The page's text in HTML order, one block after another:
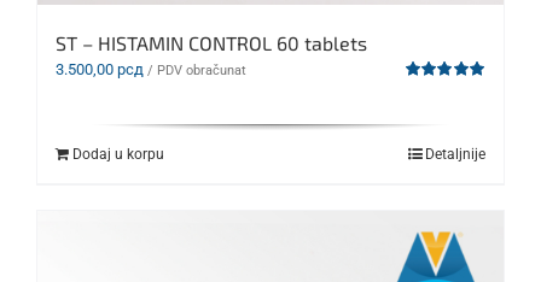
ST – HISTAMIN CONTROL 60 tablets
3.500,00 рсд / PDV obračunat
Dodaj u korpu Detaljnije